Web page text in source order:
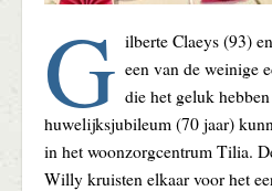
G ilberte Claeys (93)
een van de weinige
die het geluk
huwelijksjubileum (70 jaar)
in het woonzorgcentrum Tilia.
Willy kruisten elkaar voor het